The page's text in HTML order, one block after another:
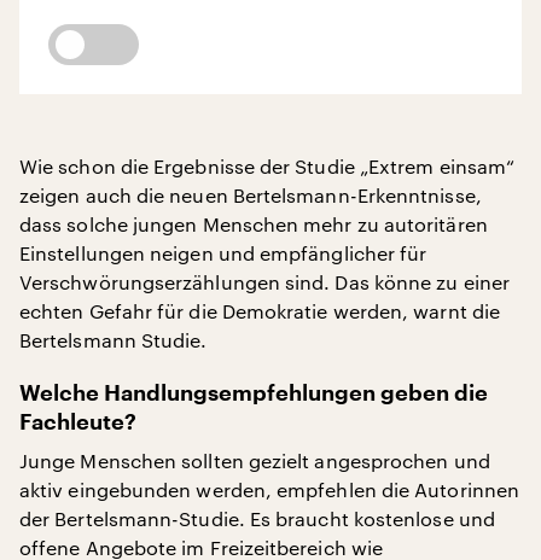
Wie schon die Ergebnisse der Studie „Extrem einsam“
zeigen auch die neuen Bertelsmann-Erkenntnisse,
dass solche jungen Menschen mehr zu autoritären
Einstellungen neigen und empfänglicher für
Verschwörungserzählungen sind. Das könne zu einer
echten Gefahr für die Demokratie werden, warnt die
Bertelsmann Studie.
Welche Handlungsempfehlungen geben die
Fachleute?
Junge Menschen sollten gezielt angesprochen und
aktiv eingebunden werden, empfehlen die Autorinnen
der Bertelsmann-Studie. Es braucht kostenlose und
offene Angebote im Freizeitbereich wie